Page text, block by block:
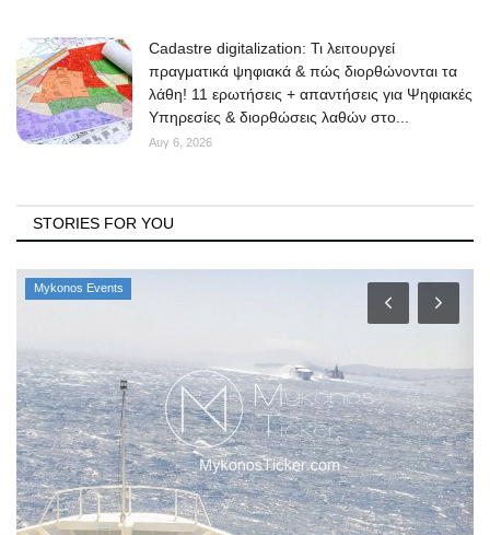
Cadastre digitalization: Τι λειτουργεί
πραγματικά ψηφιακά & πώς διορθώνονται τα
λάθη! 11 ερωτήσεις + απαντήσεις για Ψηφιακές
Υπηρεσίες & διορθώσεις λαθών στο...
Αυγ 6, 2026
STORIES FOR YOU
Mykonos Events